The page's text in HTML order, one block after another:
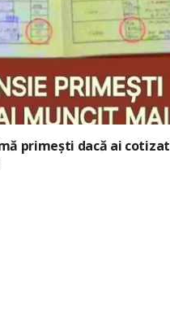
primești dacă ai cotizat